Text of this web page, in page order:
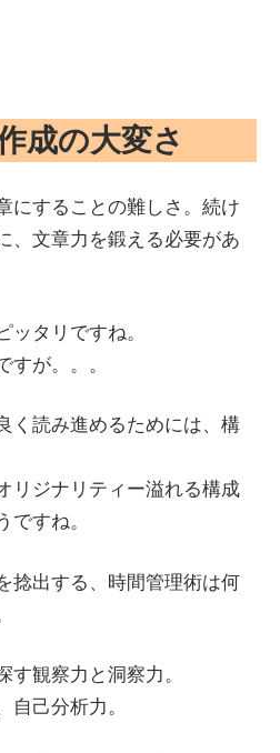
成の大変さ
にすることの難しさ。続け
、文章力を鍛える必要があ
タリですね。
が。。。
く読み進めるためには、構
リジナリティー溢れる構成
すね。
捻出する、時間管理術は何
観察力と洞察力。
自己分析力。